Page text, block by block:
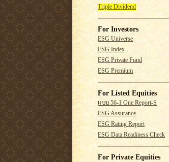
Triple Dividend
For Investors
ESG Universe
ESG Index
ESG Private Fund
ESG Premium
For Listed Equities
แบบ 56-1 One Report-S
ESG Assurance
ESG Rating Report
ESG Data Readiness Check
For Private Equities